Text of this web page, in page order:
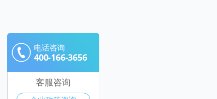
电话咨询
400-166-3656
客服咨询